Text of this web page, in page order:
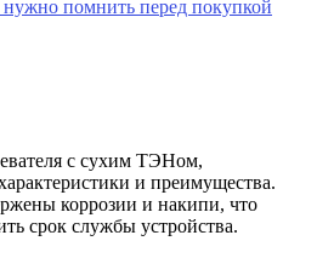
помнить перед покупкой
с сухим ТЭНом,
и преимущества.
коррозии и накипи, что
срок службы устройства.